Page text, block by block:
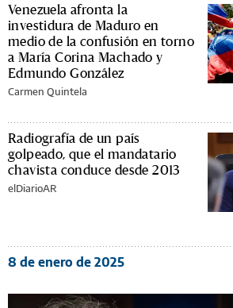
Venezuela afronta la
investidura de Maduro en
medio de la confusión en torno
a María Corina Machado y
Edmundo González
Carmen Quintela
Radiografía de un país
golpeado, que el mandatario
chavista conduce desde 2013
elDiarioAR
8 de enero de 2025